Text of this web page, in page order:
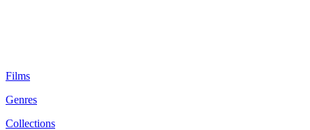
Films
Genres
Collections